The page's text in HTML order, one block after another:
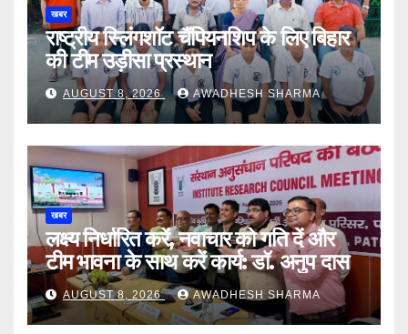
खबर
राष्ट्रीय स्लिंगशॉट चैंपियनशिप के लिए बिहार
की टीम उड़ीसा प्रस्थान
AUGUST 8, 2026 AWADHESH SHARMA
खबर
लक्ष्य निर्धारित करें, नवाचार को गति दें और
टीम भावना के साथ करें कार्य: डॉ. अनुप दास
AUGUST 8, 2026 AWADHESH SHARMA